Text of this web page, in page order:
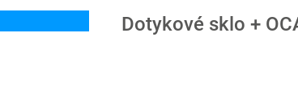
Dotykové sklo +